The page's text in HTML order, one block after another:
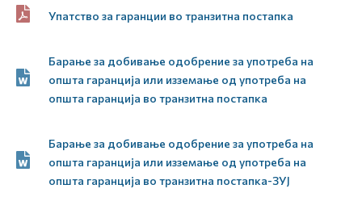
Упатство за гаранции во транзитна постапка
Барање за добивање одобрение за употреба на
општа гаранција или изземање од употреба на
општа гаранција во транзитна постапка
Барање за добивање одобрение за употреба на
општа гаранција или изземање од употреба на
општа гаранција во транзитна постапка-ЗУЈ